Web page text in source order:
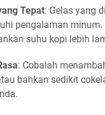
Tepat: Gelas yang
pengalaman
suhu kopi lebih
: Cobalah
bahkan sedikit